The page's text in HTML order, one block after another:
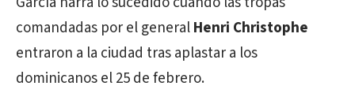
comandadas por el generalHenri Christophe
entraron a la ciudad tras aplastar a los
dominicanos el 25 de febrero.